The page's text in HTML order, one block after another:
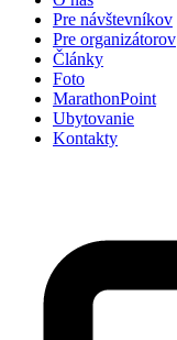
Pre návštevníkov
Pre organizátorov
Články
Foto
MarathonPoint
Ubytovanie
Kontakty